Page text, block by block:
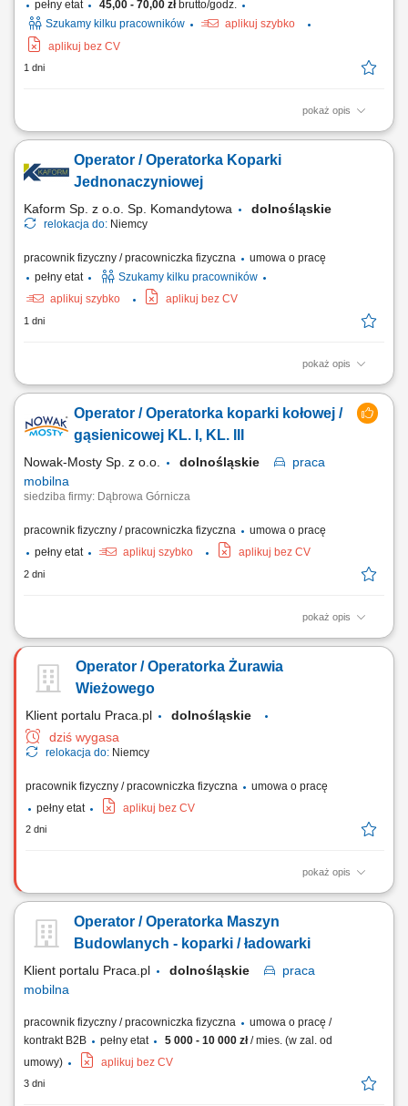
pełny etat
45,00 - 70,00 złbrutto/godz.
Szukamy kilku pracowników
aplikuj szybko
aplikuj bez CV
1 dni
pokaż opis
Zakres obowiązków Do głównych zadań należeć będzie: obsługa
sieci wodno-kanalizacyjne, kablowe i inne instalacje podziemne,
współpraca z brygadą budowlaną przy realizacji inwestycji, kontrola
Operator / Operatorka Koparki
Jednonaczyniowej
Kaform Sp. z o.o. Sp. Komandytowa dolnośląskie
relokacja do: Niemcy
pracownik fizyczny / pracowniczka fizyczna
umowa o pracę
pełny etat
Szukamy kilku pracowników
aplikuj szybko
aplikuj bez CV
1 dni
pokaż opis
Opis stanowiska: Obsługa koparki jednonaczyniowej przy realizacji prac
ziemnych. Wykonywanie robót zgodnie z dokumentacją i poleceniami
przełożonego. Wsparcie ekipy budowlanej po zakończeniu pracy
maszyną. Praca na terenie budów w Niemczech.
Operator / Operatorka koparki kołowej /
gąsienicowej KL. I, KL. III
Nowak-Mosty Sp. z o.o. dolnośląskie
praca
mobilna
siedziba firmy: Dąbrowa Górnicza
pracownik fizyczny / pracowniczka fizyczna
umowa o pracę
pełny etat
aplikuj szybko aplikuj bez CV
2 dni
pokaż opis
Miejsce pracy: województwo śląskie, małopolskie, dolnośląskie,
kandydaci zostaną poinformowani o przedziale proponowanego
wynagrodzenia. Opis stanowiska: realizacja prac w zakresie robót
Operator / Operatorka Żurawia
Wieżowego
Klient portalu Praca.pl
dolnośląskie
dziś wygasa
relokacja do: Niemcy
pracownik fizyczny / pracowniczka fizyczna
umowa o pracę
pełny etat
aplikuj bez CV
2 dni
pokaż opis
Obsługa żurawia wieżowego podczas realizacji prac budowlanych.
zasadami BHP. Dbanie o prawidłową eksploatację powierzonego
sprzętu.
Operator / Operatorka Maszyn
Budowlanych - koparki / ładowarki
Klient portalu Praca.pl dolnośląskie
praca
mobilna
pracownik fizyczny / pracowniczka fizyczna
umowa o pracę /
kontrakt B2B
pełny etat 5 000 - 10 000 zł/ mies. (w zal. od
umowy)
aplikuj bez CV
3 dni